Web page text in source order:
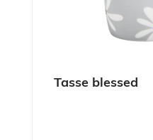
Tasse blessed